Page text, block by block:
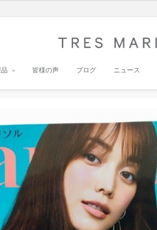
皆様の声 ブログ ニュース